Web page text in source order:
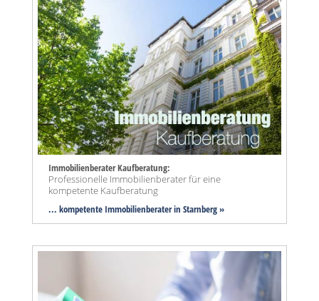
Immobilienberater Kaufberatung:
Professionelle Immobilienberater für eine
kompetente Kaufberatung
... kompetente Immobilienberater in Starnberg »